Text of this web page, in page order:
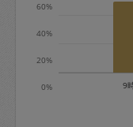
※キャン
定期依頼
0%
20%
40%
60%
9